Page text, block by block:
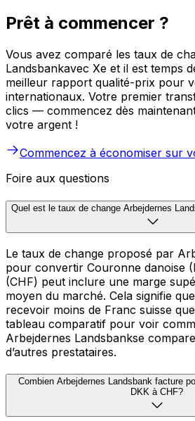
Prêt à commencer ?
Vous avez comparé les taux de
Landsbankavec Xe et il est temps
meilleur rapport qualité-prix pour
internationaux. Votre premier
clics — commencez dès
votre argent !
Commencez à économiser sur
Foire aux questions
Quel est le taux de change Arbejdernes
Le taux de change proposé par
pour convertir Couronne danoise
(CHF) peut inclure une marge
moyen du marché. Cela signifie
recevoir moins de Franc suisse
tableau comparatif pour voir
Arbejdernes Landsbankse
d’autres prestataires.
Combien Arbejdernes Landsbank facture
DKK à CHF?